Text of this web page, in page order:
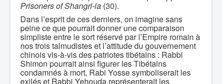
Prisoners of Shangri-la (30).
Dans l’esprit de ces derniers, on imagine sans
peine ce que pourrait donner une comparaison
simpliste entre le sort réservé par l’Empire romain à
nos trois talmudistes et l’attitude du gouvernement
chinois vis-à-vis des patriotes tibétains : Rabbi
Shimon pourrait ainsi figurer les Tibétains
condamnés à mort, Rabi Yosse symboliserait les
exilés et Rabbi Yehouda représenterait les